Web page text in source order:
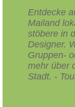
Entdecke
Mailand
stöbere in
Designer.
Gruppen-
mehr über
Stadt. -